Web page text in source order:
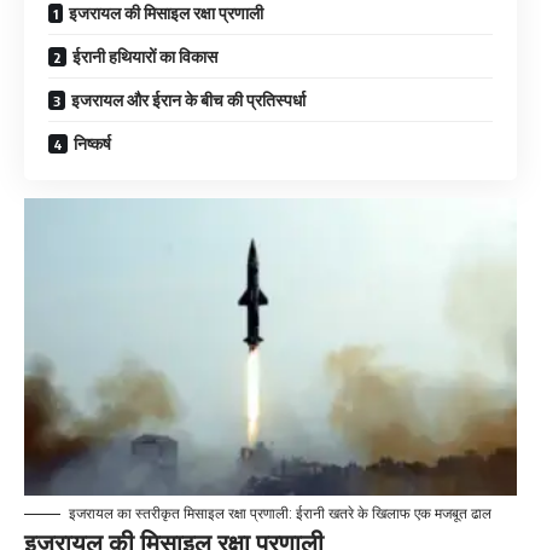
इजरायल की मिसाइल रक्षा प्रणाली
ईरानी हथियारों का विकास
इजरायल और ईरान के बीच की प्रतिस्पर्धा
निष्कर्ष
इजरायल का स्तरीकृत मिसाइल रक्षा प्रणाली: ईरानी खतरे के खिलाफ एक मजबूत ढाल
इजरायल की मिसाइल रक्षा प्रणाली